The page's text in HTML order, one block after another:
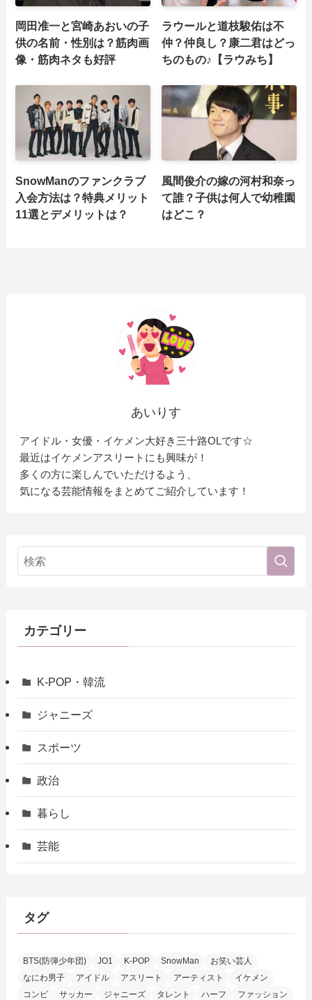
岡田准一と宮崎あおいの子
供の名前・性別は？筋肉画
像・筋肉ネタも好評
ラウールと道枝駿佑は不
仲？仲良し？康二君はどっ
ちのもの♪【ラウみち】
SnowManのファンクラブ
入会方法は？特典メリット
11選とデメリットは？
風間俊介の嫁の河村和奈っ
て誰？子供は何人で幼稚園
はどこ？
あいりす
アイドル・女優・イケメン大好き三十路OLです☆
最近はイケメンアスリートにも興味が！
多くの方に楽しんでいただけるよう、
気になる芸能情報をまとめてご紹介しています！
カテゴリー
K-POP・韓流
ジャニーズ
スポーツ
政治
暮らし
芸能
タグ
BTS(防弾少年団) JO1 K-POP SnowMan
お笑い芸人
なにわ男子
アイドル アスリート アーティスト
イケメン
コンビ
サッカー ジャニーズ タレント ハーフ
ファッション